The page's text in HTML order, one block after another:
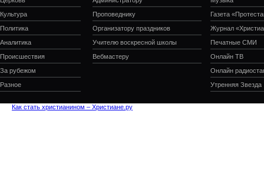
Культура
Политика
Аналитика
Происшествия
За рубежом
Разное
Проповеднику
Организатору праздников
Учителю воскресной школы
Вебмастеру
Газета
Журнал
Печатные СМИ
Онлайн ТВ
Онлайн
Утренняя Звезда
Как стать христианином – Христиане.ру